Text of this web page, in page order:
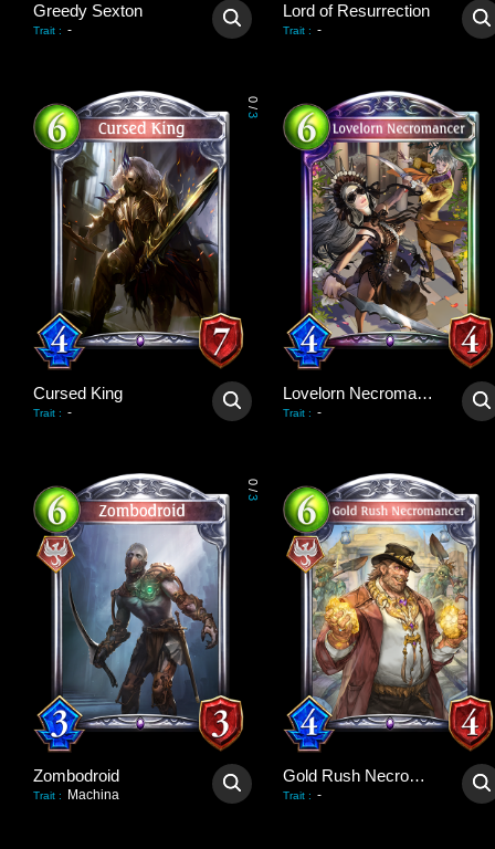
Greedy Sexton
Trait : -
Lord of Resurrection
Trait : -
0
/
3
Cursed King
Trait : -
Lovelorn Necromancer
Trait : -
0
/
3
Zombodroid
Trait : Machina
Gold Rush Necromancer
Trait : -